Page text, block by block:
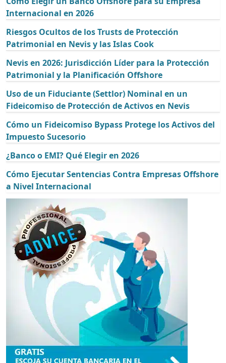
Internacional en 2026
Riesgos Ocultos de los Trusts de Protección
Patrimonial en Nevis y las Islas Cook
Nevis en 2026: Jurisdicción Líder para la Protección
Patrimonial y la Planificación Offshore
Uso de un Fiduciante (Settlor) Nominal en un
Fideicomiso de Protección de Activos en Nevis
Cómo un Fideicomiso Bypass Protege los Activos del
Impuesto Sucesorio
¿Banco o EMI? Qué Elegir en 2026
Cómo Ejecutar Sentencias Contra Empresas Offshore
a Nivel Internacional